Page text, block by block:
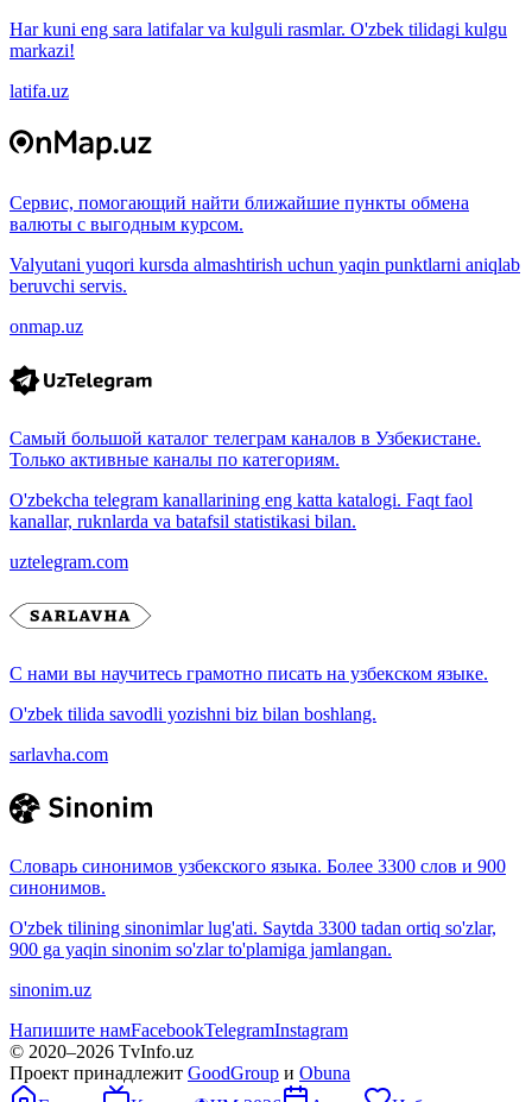
Har kuni eng sara latifalar va kulguli rasmlar. O'zbek tilidagi kulgu
markazi!
latifa.uz
Сервис, помогающий найти ближайшие пункты обмена
валюты с выгодным курсом.
Valyutani yuqori kursda almashtirish uchun yaqin punktlarni aniqlab
beruvchi servis.
onmap.uz
Самый большой каталог телеграм каналов в Узбекистане.
Только активные каналы по категориям.
O'zbekcha telegram kanallarining eng katta katalogi. Faqt faol
kanallar, ruknlarda va batafsil statistikasi bilan.
uztelegram.com
С нами вы научитесь грамотно писать на узбекском языке.
O'zbek tilida savodli yozishni biz bilan boshlang.
sarlavha.com
Словарь синонимов узбекского языка. Более 3300 слов и 900
синонимов.
O'zbek tilining sinonimlar lug'ati. Saytda 3300 tadan ortiq so'zlar,
900 ga yaqin sinonim so'zlar to'plamiga jamlangan.
sinonim.uz
Напишите намFacebookTelegramInstagram
© 2020–2026 TvInfo.uz
Проект принадлежит GoodGroup и Obuna